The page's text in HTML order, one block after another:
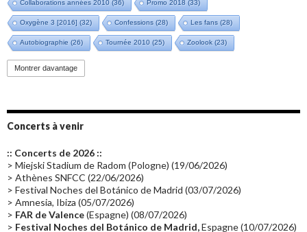
Collaborations années 2010 (36) Promo 2018 (33)
Oxygène 3 [2016] (32) Confessions (28) Les fans (28)
Autobiographie (26) Tournée 2010 (25) Zoolook (23)
Promo 2019(23)
Groupe de Recherche Musicale
Passages radio Vidéo Jarrecast (16) Synthé 80's
Les concerts en Chine(16) Cinéma
Synthé Roland(15) Belgique(15)
(14) Astronomie (14)
Montrer davantage
Concerts à venir
:: Concerts de 2026 ::
> Miejski Stadium de Radom (Pologne) (19/06/2026)
> Athènes SNFCC (22/06/2026)
> Festival Noches del Botánico de Madrid (03/07/2026)
> Amnesia, Ibiza (05/07/2026)
> FAR de Valence(Espagne) (08/07/2026)
> Festival Noches del Botánico de Madrid,Espagne (10/07/2026)